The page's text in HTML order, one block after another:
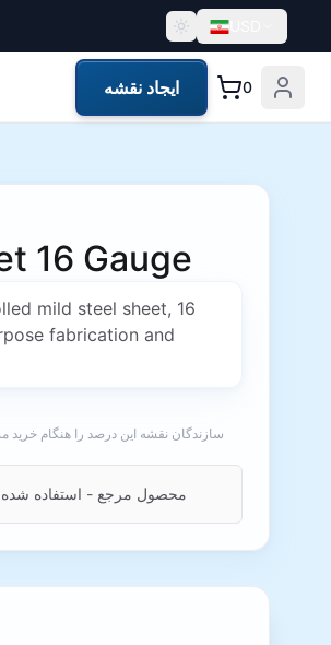
USD
ایجاد نقشه 0
16 Gauge
mild steel sheet, 16
fabrication and
سازندگان نقشه این درصد را هنگام
محصول مرجع - استفاده